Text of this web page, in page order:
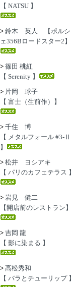
【 NATSU 】
> 鈴木 英人 【ポルシ
ェ356Bロードスター2】
> 篠田 桃紅
【 Serenity 】
> 片岡 球子
【 富士（生前作）】
> 千住 博
【 メタルフォール #3-Ⅱ
】
> 松井 ヨシアキ
【 パリのカフェテラス 】
> 岩見 健二
【開店前のレストラン】
> 吉岡 龍
【 影に染まる 】
> 高松秀和
【 バラとチューリップ 】